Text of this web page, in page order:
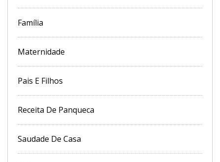
Família
Maternidade
Pais E Filhos
Receita De Panqueca
Saudade De Casa